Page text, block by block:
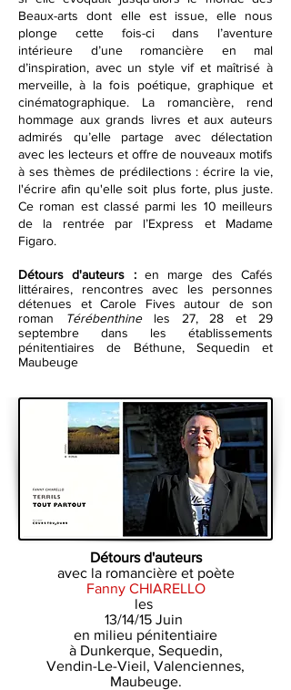
Beaux-arts dont elle est issue, elle nous
plonge cette fois-ci dans l’aventure
intérieure d’une romancière en mal
d’inspiration, avec un style vif et maîtrisé à
merveille, à la fois poétique, graphique et
cinématographique. La romancière, rend
hommage aux grands livres et aux auteurs
admirés qu’elle partage avec délectation
avec les lecteurs et offre de nouveaux motifs
à ses thèmes de prédilections : écrire la vie,
l'écrire afin qu'elle soit plus forte, plus juste.
Ce roman est classé parmi les 10 meilleurs
de la rentrée par l’Express et Madame
Figaro.
Détours d'auteurs : en marge des Cafés
littéraires, rencontres avec les personnes
détenues et Carole Fives autour de son
roman
Térébenthine les 27, 28 et 29
septembre dans les établissements
pénitentiaires de Béthune, Sequedin et
Maubeuge
Détours d'auteurs
avec la romancière et poète
Fanny CHIARELLO
les
13/14/15 Juin
en milieu pénitentiaire
à Dunkerque, Sequedin,
Vendin-Le-Vieil, Valenciennes,
Maubeuge.